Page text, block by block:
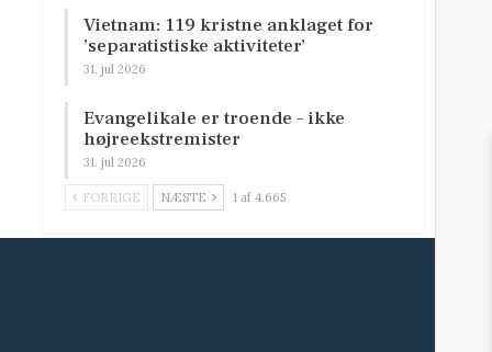
Vietnam: 119 kristne anklaget for
’separatistiske aktiviteter’
31. jul 2026
Evangelikale er troende – ikke
højreekstremister
31. jul 2026
FORRIGE NÆSTE 1 af 4.665